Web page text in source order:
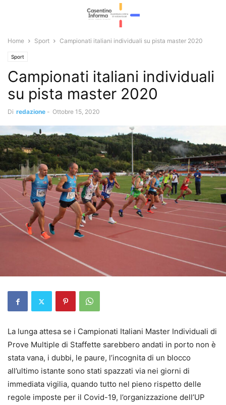
Home Sport Campionati italiani individuali su pista master 2020
Sport
Campionati italiani individuali
su pista master 2020
Di redazione - Ottobre 15, 2020
La lunga attesa se i Campionati Italiani Master Individuali di
Prove Multiple di Staffette sarebbero andati in porto non è
stata vana, i dubbi, le paure, l’incognita di un blocco
all’ultimo istante sono stati spazzati via nei giorni di
immediata vigilia, quando tutto nel pieno rispetto delle
regole imposte per il Covid-19, l’organizzazione dell’UP